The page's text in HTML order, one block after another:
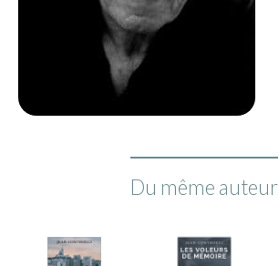
Du même auteur